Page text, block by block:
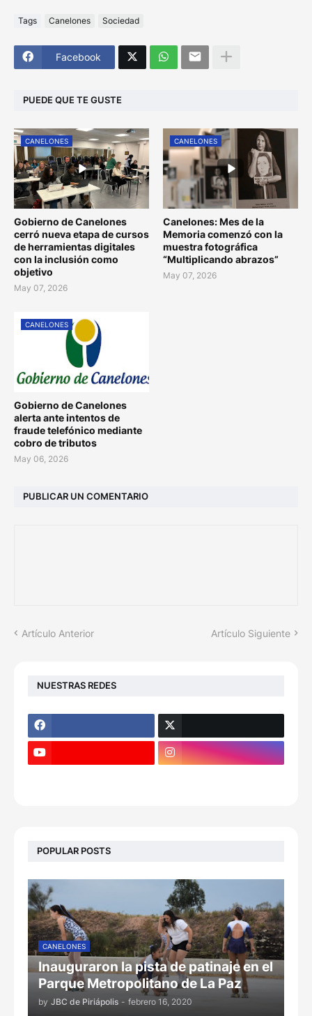
Tags Canelones Sociedad
Facebook
PUEDE QUE TE GUSTE
CANELONES
Gobierno de Canelones
cerró nueva etapa de cursos
de herramientas digitales
con la inclusión como
objetivo
May 07, 2026
CANELONES
Canelones: Mes de la
Memoria comenzó con la
muestra fotográfica
“Multiplicando abrazos”
May 07, 2026
CANELONES
Gobierno de Canelones
alerta ante intentos de
fraude telefónico mediante
cobro de tributos
May 06, 2026
PUBLICAR UN COMENTARIO
Artículo Anterior Artículo Siguiente
NUESTRAS REDES
POPULAR POSTS
CANELONES
Inauguraron la pista de patinaje en el
Parque Metropolitano de La Paz
by JBC de Piriápolis - febrero 16, 2020